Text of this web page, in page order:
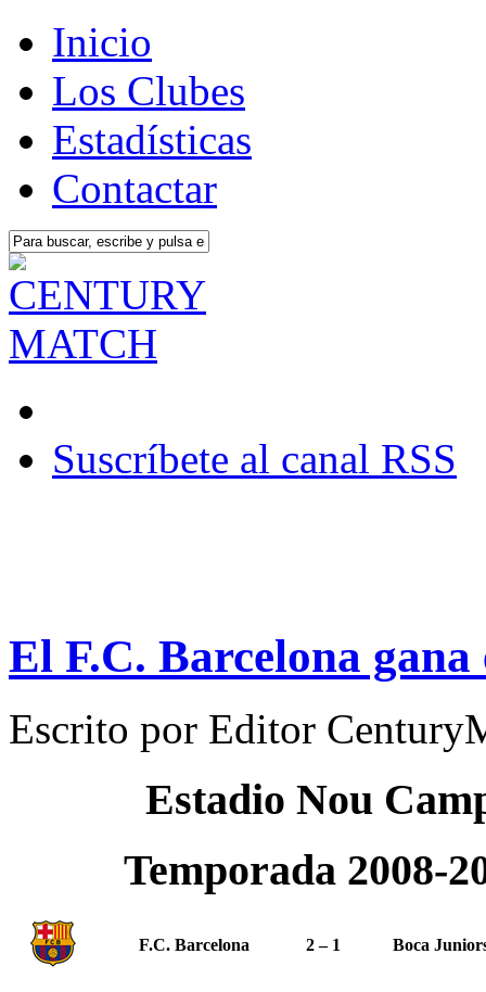
Inicio
Los Clubes
Estadísticas
Contactar
Suscríbete al canal RSS
El F.C. Barcelona gana
Escrito por Editor
Estadio Nou
Temporada 2008-
F.C. Barcelona 2 – 1 Boca